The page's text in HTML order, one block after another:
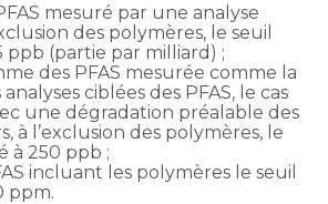
mesuré par une analyse
des polymères, le seuil
ppb (partie par milliard) ;
des PFAS mesurée comme la
ciblées des PFAS, le cas
une dégradation préalable des
à l’exclusion des polymères, le
à 250 ppb ;
incluant les polymères le seuil
ppm.